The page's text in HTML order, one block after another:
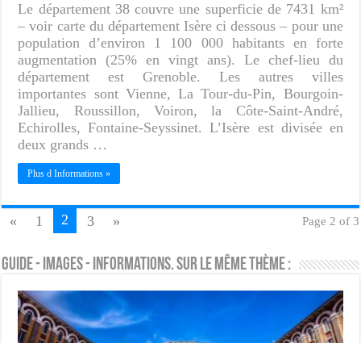
Le département 38 couvre une superficie de 7431 km²
– voir carte du département Isère ci dessous – pour une
population d’environ 1 100 000 habitants en forte
augmentation (25% en vingt ans). Le chef-lieu du
département est Grenoble. Les autres villes
importantes sont Vienne, La Tour-du-Pin, Bourgoin-
Jallieu, Roussillon, Voiron, la Côte-Saint-André,
Echirolles, Fontaine-Seyssinet. L’Isère est divisée en
deux grands …
Plus d Informations »
Page 2 of 3
« 1 2 3 »
Guide - Images - Informations. Sur le même thème :